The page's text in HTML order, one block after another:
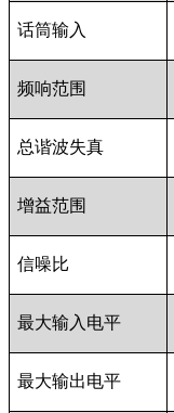
话筒输入
频响范围
总谐波失真
增益范围
信噪比
最大输入电平
最大输出电平